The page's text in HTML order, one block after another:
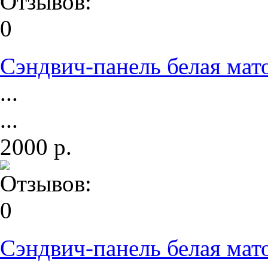
Сэндвич-панель белая
...
...
2000 р.
Сэндвич-панель белая